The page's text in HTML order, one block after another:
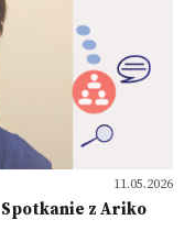
11.05.2026
z Ariko